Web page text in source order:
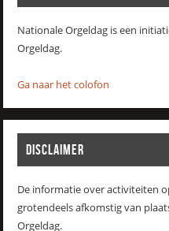
Nationale Orgeldag is een
Orgeldag.
Ga naar het colofon
DISCLAIMER
De informatie over activiteiten
grotendeels afkomstig van
Orgeldag.